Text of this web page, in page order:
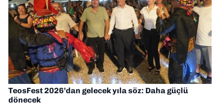
TeosFest 2026’dan gelecek yıla söz: Daha güçlü
dönecek